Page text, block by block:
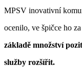
MPSV inovativní
ocenilo, ve špičce ho
základě množství
služby rozšířit.